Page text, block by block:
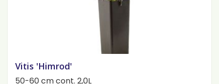
Vitis 'Himrod'
50-60 cm cont. 2,0L